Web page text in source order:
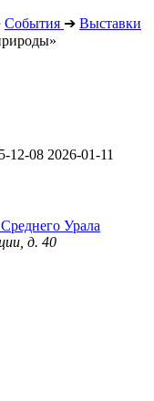
События ➔ Выставки
12-08 2026-01-11
Урала
д. 40